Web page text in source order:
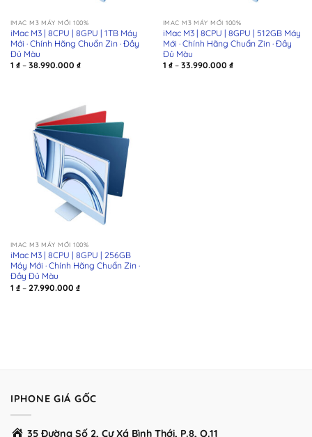
IMAC M3 MÁY MỚI 100%
iMac M3 | 8CPU | 8GPU | 1TB Máy
Mới · Chính Hãng Chuẩn Zin · Đầy
Đủ Màu
1 ₫ – 38.990.000 ₫Khoảng
38.990.000 ₫
IMAC M3 MÁY MỚI 100%
iMac M3 | 8CPU | 8GPU | 512GB Máy
Mới · Chính Hãng Chuẩn Zin · Đầy
Đủ Màu
1 ₫ – 33.990.000 ₫Khoảng
IMAC M3 MÁY MỚI 100%
iMac M3 | 8CPU | 8GPU | 256GB
Máy Mới · Chính Hãng Chuẩn Zin ·
Đầy Đủ Màu
1 ₫ – 27.990.000 ₫Khoảng
IPHONE GIÁ GỐC
35 Đường Số 2, Cư Xá Bình Thới, P.8, Q.11